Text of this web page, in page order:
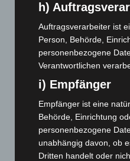
November 2025
(114)
Oktober 2025(112)
September 2025(93)
August 2025(90)
Juli 2025(90)
Juni 2025(103)
Mai 2025(112)
April 2025(88)
März 2025(111)
h)
Auftragsverarbeiter ist
Person, Behörde,
personenbezogene
Verantwortlichen
i) Empfänger
Empfänger ist eine
Behörde, Einrichtung
personenbezogene
unabhängig davon, ob
Dritten handelt oder